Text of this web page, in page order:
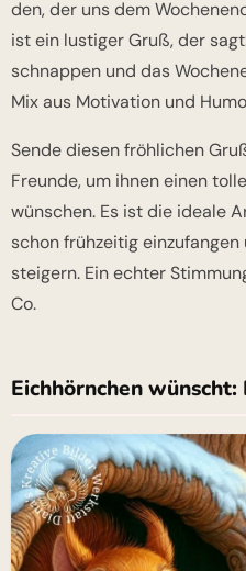
den, der uns dem
ist ein lustiger Gruß, der
schnappen und das
Mix aus Motivation und
Sende diesen fröhlichen
Freunde, um ihnen einen
wünschen. Es ist die ideale
schon frühzeitig
steigern. Ein echter
Co.
Eichhörnchen